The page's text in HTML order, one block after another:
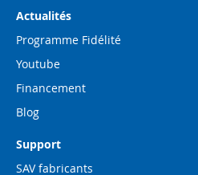
Actualités
Programme Fidélité
Youtube
Financement
Blog
Support
SAV fabricants